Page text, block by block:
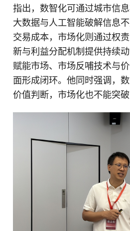
指出，数智化可通过城市信息
大数据与人工智能破解信息
交易成本，市场化则通过权
新与利益分配机制提供持续
赋能市场、市场反哺技术与
面形成闭环。他同时强调，
价值判断，市场化也不能突破